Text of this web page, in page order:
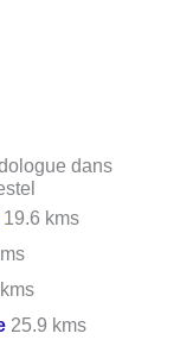
dans
19.6 kms
25.9 kms